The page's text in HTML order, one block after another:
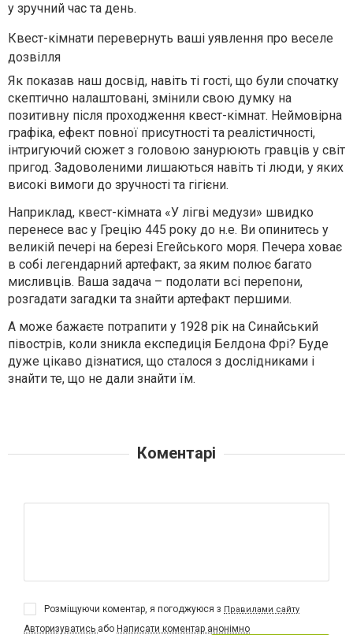
у зручний час та день.
Квест-кімнати перевернуть ваші уявлення про веселе
дозвілля
Як показав наш досвід, навіть ті гості, що були спочатку
скептично налаштовані, змінили свою думку на
позитивну після проходження квест-кімнат. Неймовірна
графіка, ефект повної присутності та реалістичності,
інтригуючий сюжет з головою занурюють гравців у світ
пригод. Задоволеними лишаються навіть ті люди, у яких
високі вимоги до зручності та гігієни.
Наприклад, квест-кімната «У лігві медузи» швидко
перенесе вас у Грецію 445 року до н.е. Ви опинитесь у
великій печері на березі Егейського моря. Печера ховає
в собі легендарний артефакт, за яким полює багато
мисливців. Ваша задача – подолати всі перепони,
розгадати загадки та знайти артефакт першими.
А може бажаєте потрапити у 1928 рік на Синайський
півострів, коли зникла експедиція Белдона Фрі? Буде
дуже цікаво дізнатися, що сталося з дослідниками і
знайти те, що не дали знайти їм.
Коментарі
Розміщуючи коментар, я погоджуюся з Правилами сайту
Авторизуватись або Написати коментар анонімно